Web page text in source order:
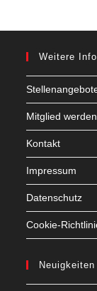
Weitere
Mitglied werden
Kontakt
Impressum
Datenschutz
Cookie-
Neuigkeiten